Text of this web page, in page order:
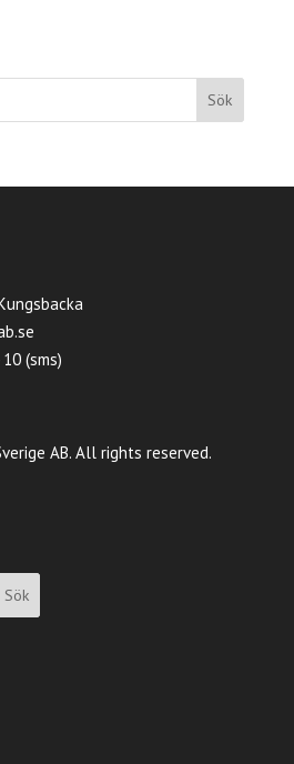
(sms)
AB. All rights reserved.